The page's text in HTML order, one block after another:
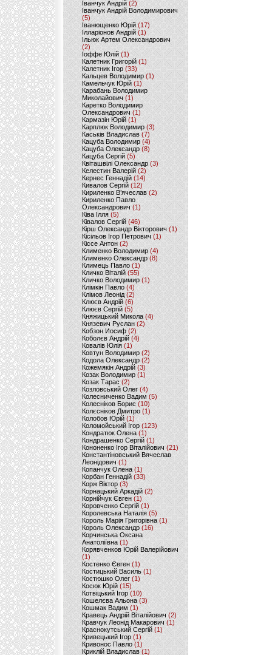
Іванчук Андрій(2)
Іванчук Андрій Володимирович
(5)
Іванющенко Юрій (17)
Ілларіонов Андрій (1)
Ільюк Артем Олександрович
(2)
Іоффе Юлій (1)
Калетник Григорій(1)
Калетник Ігор (33)
Кальцев Володимир(1)
Камельчук Юрій (1)
Карабань Володимир
Миколайович (1)
Каретко Володимир
Олександрович (1)
Кармазін Юрій(1)
Карплюк Володимир(3)
Каськів Владислав (7)
Кацуба Володимир (4)
Кацуба Олександр (8)
Кацуба Сергій (5)
Квіташвілі Олександр(3)
Келестин Валерій(2)
Кернес Геннадій (14)
Кивалов Сергій (12)
Кириленко В’ячеслав (2)
Кириленко Павло
Олександрович (1)
Ківа Ілля (5)
Ківалов Сергій(46)
Кірш Олександр Вікторович (1)
Кісільов Ігор Петрович (1)
Кіссе Антон (2)
Клименко Володимир(4)
Клименко Олександр (8)
Климець Павло (1)
Кличко Віталій(55)
Кличко Володимир (1)
Клімкін Павло (4)
Клімов Леонід(2)
Клюєв Андрій(6)
Клюєв Сергій (5)
Княжицький Микола(4)
Князевич Руслан (2)
Кобзон Иосиф(2)
Коболєв Андрій (4)
Ковалів Юлія(1)
Ковтун Володимир (2)
Кодола Олександр (2)
Кожемякін Андрій (3)
Козак Володимир (1)
Козак Тарас (2)
Козловський Олег(4)
Колесниченко Вадим (5)
Колесніков Борис (10)
Колєсніков Дмитро (1)
Колобов Юрій (1)
Коломойський Ігор (123)
Кондратюк Олена(1)
Кондрашенко Сергій (1)
Кононенко Ігор Віталійович (21)
Константіновський Вячеслав
Леонідович (1)
Копанчук Олена (1)
Корбан Геннадій (33)
Корж Віктор (3)
Корнацький Аркадій (2)
Корнійчук Євген (1)
Коровченко Сергій (1)
Королевська Наталія(5)
Король Марія Григорівна (1)
Король Олександр (16)
Корчинська Оксана
Анатоліївна (1)
Корявченков Юрій Валерійович
(1)
Костенко Євген (1)
Костицький Василь (1)
Костюшко Олег (1)
Косюк Юрій (15)
Котвіцький Ігор (10)
Кошелєва Альона(3)
Кошмак Вадим (1)
Кравець Андрій Віталійович (2)
Кравчук Леонід Макарович (1)
Краснокутський Сергій (1)
Кривецький Ігор (1)
Кривонос Павло (1)
Криклій Владислав (1)